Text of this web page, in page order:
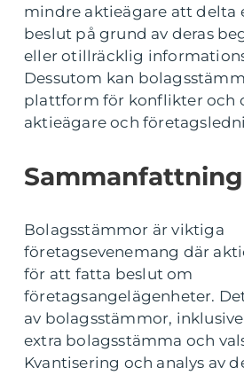
mindre aktieägare att delta
beslut på grund av deras
eller otillräcklig
Dessutom kan
plattform för konflikter och
aktieägare och
Bolagsstämmor är viktiga
företagsevenemang där
för att fatta beslut om
företagsangelägenheter.
av bolagsstämmor,
extra bolagsstämma och
Kvantisering och analys av